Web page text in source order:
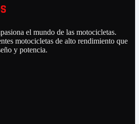
el mundo de las motocicletas.
motocicletas de alto rendimiento que
y potencia.